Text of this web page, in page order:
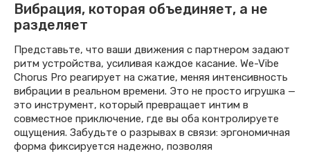
Вибрация, которая объединяет, а не
разделяет
Представьте, что ваши движения с партнером задают
ритм устройства, усиливая каждое касание. We-Vibe
Chorus Pro реагирует на сжатие, меняя интенсивность
вибрации в реальном времени. Это не просто игрушка —
это инструмент, который превращает интим в
совместное приключение, где вы оба контролируете
ощущения. Забудьте о разрывах в связи: эргономичная
форма фиксируется надежно, позволяя